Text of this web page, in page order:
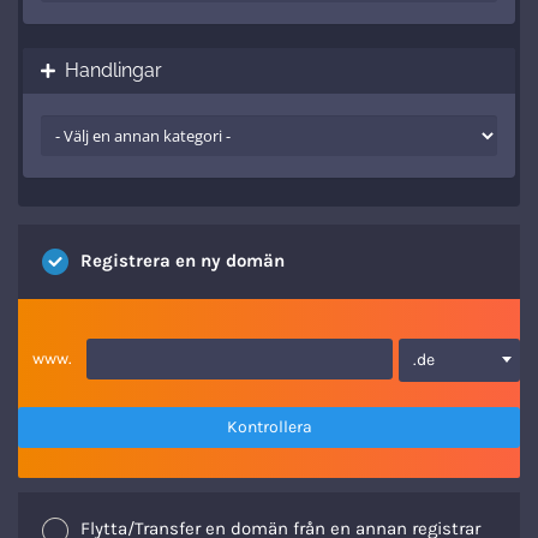
Handlingar
Registrera en ny domän
www. .de
Kontrollera
Flytta/Transfer en domän från en annan registrar